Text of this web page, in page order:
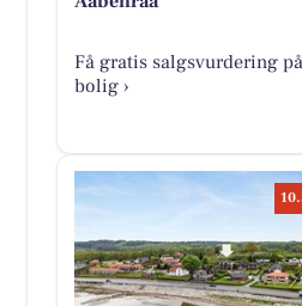
Få gratis salgsvurdering
bolig ›